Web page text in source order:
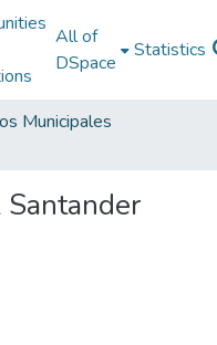
All of
DSpace
Statistics
Municipales
Santander